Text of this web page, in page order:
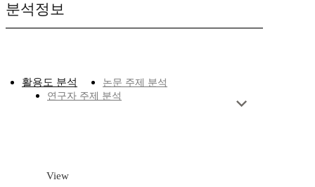
분석정보
활용도 분석
논문 주제 분석
연구자 주제 분석
View